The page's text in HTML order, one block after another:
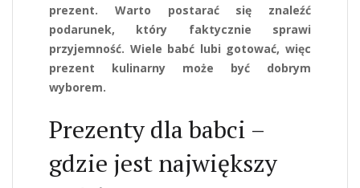
prezent. Warto postarać się znaleźć
podarunek, który faktycznie sprawi
przyjemność. Wiele babć lubi gotować, więc
prezent kulinarny może być dobrym
wyborem.
Prezenty dla babci –
gdzie jest największy